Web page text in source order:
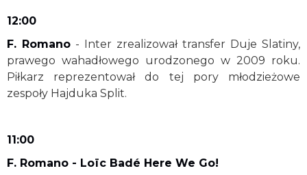
12:00
F. Romano - Inter zrealizował transfer Duje Slatiny,
prawego wahadłowego urodzonego w 2009 roku.
Piłkarz reprezentował do tej pory młodzieżowe
zespoły Hajduka Split.
11:00
F. Romano - Loïc Badé Here We Go!